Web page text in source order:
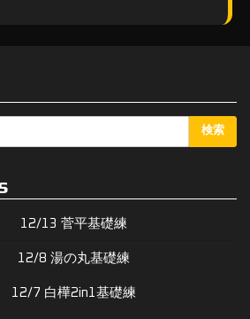
12/13 菅平基礎練
12/8 湯の丸基礎練
12/7 白樺2in1基礎練